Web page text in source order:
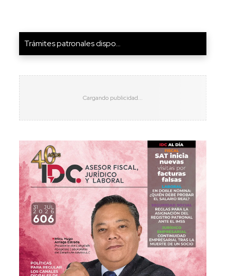
Trámites patronales dispo...